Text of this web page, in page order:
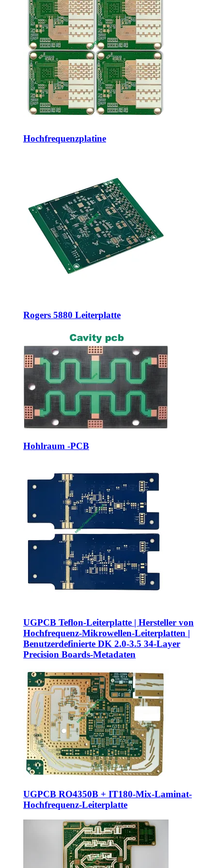
Hochfrequenzplatine
Rogers 5880 Leiterplatte
Hohlraum -PCB
UGPCB Teflon-Leiterplatte | Hersteller von
Hochfrequenz-Mikrowellen-Leiterplatten |
Benutzerdefinierte DK 2.0-3.5 34-Layer
Precision Boards-Metadaten
UGPCB RO4350B + IT180-Mix-Laminat-
Hochfrequenz-Leiterplatte